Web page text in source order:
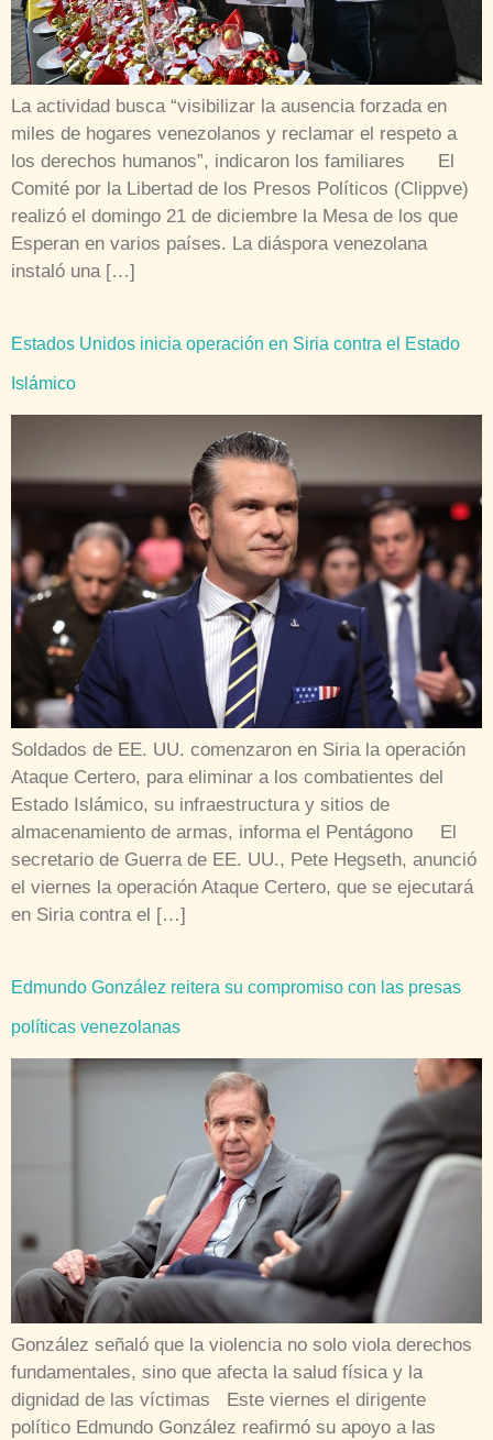
La actividad busca “visibilizar la ausencia forzada en
miles de hogares venezolanos y reclamar el respeto a
los derechos humanos”, indicaron los familiares El
Comité por la Libertad de los Presos Políticos (Clippve)
realizó el domingo 21 de diciembre la Mesa de los que
Esperan en varios países. La diáspora venezolana
instaló una […]
Estados Unidos inicia operación en Siria contra el Estado
Islámico
Soldados de EE. UU. comenzaron en Siria la operación
Ataque Certero, para eliminar a los combatientes del
Estado Islámico, su infraestructura y sitios de
almacenamiento de armas, informa el Pentágono El
secretario de Guerra de EE. UU., Pete Hegseth, anunció
el viernes la operación Ataque Certero, que se ejecutará
en Siria contra el […]
Edmundo González reitera su compromiso con las presas
políticas venezolanas
González señaló que la violencia no solo viola derechos
fundamentales, sino que afecta la salud física y la
dignidad de las víctimas Este viernes el dirigente
político Edmundo González reafirmó su apoyo a las